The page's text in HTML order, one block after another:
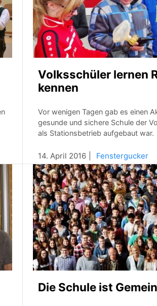
Volksschüler lernen
kennen
Vor wenigen Tagen gab es einen
gesunde und sichere Schule der
als Stationsbetrieb aufgebaut war.
14. April 2016 Fenstergucker
Die Schule ist